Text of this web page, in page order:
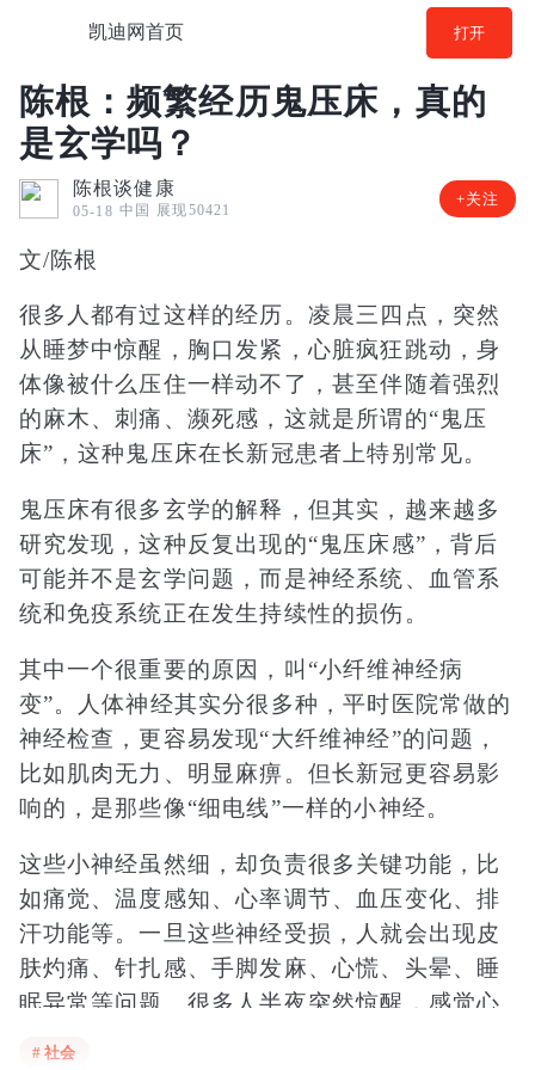
凯迪网首页 打开
陈根：频繁经历鬼压床，真的
是玄学吗？
陈根谈健康
05-18 中国 展现50421
+关注
文/陈根
很多人都有过这样的经历。凌晨三四点，突然
从睡梦中惊醒，胸口发紧，心脏疯狂跳动，身
体像被什么压住一样动不了，甚至伴随着强烈
的麻木、刺痛、濒死感，这就是所谓的“鬼压
床”，这种鬼压床在长新冠患者上特别常见。
鬼压床有很多玄学的解释，但其实，越来越多
研究发现，这种反复出现的“鬼压床感”，背后
可能并不是玄学问题，而是神经系统、血管系
统和免疫系统正在发生持续性的损伤。
其中一个很重要的原因，叫“小纤维神经病
变”。人体神经其实分很多种，平时医院常做的
神经检查，更容易发现“大纤维神经”的问题，
比如肌肉无力、明显麻痹。但长新冠更容易影
响的，是那些像“细电线”一样的小神经。
这些小神经虽然细，却负责很多关键功能，比
如痛觉、温度感知、心率调节、血压变化、排
汗功能等。一旦这些神经受损，人就会出现皮
肤灼痛、针扎感、手脚发麻、心慌、头晕、睡
眠异常等问题。很多人半夜突然惊醒，感觉心
# 社会